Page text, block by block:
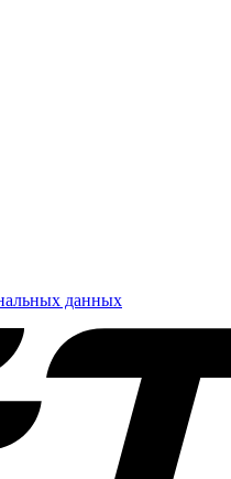
данных